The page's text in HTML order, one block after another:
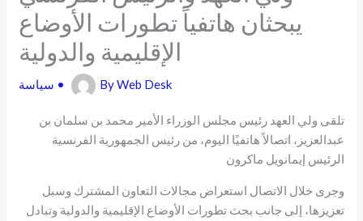
يبحثان هاتفياً تطورات الأوضاع
الإقليمية والدولية
سياسة • ByWeb Desk
تلقى ولي العهد رئيس مجلس الوزراء الأمير محمد بن سلمان بن
عبدالعزيز، اتصالاً هاتفيًا اليوم، من رئيس الجمهورية الفرنسية
الرئيس إيمانويل ماكرون
وجرى خلال الاتصال استعراض مجالات التعاون المشترك وسبل
تعزيزها، إلى جانب بحث تطورات الأوضاع الإقليمية والدولية وتبادل